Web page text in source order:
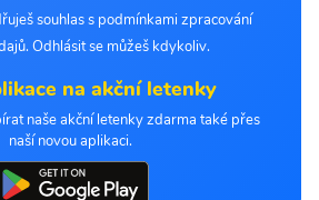
souhlas s podmínkami zpracování
Odhlásit se můžeš kdykoliv.
na akční letenky
naše akční letenky zdarma také přes
naší novou aplikaci.